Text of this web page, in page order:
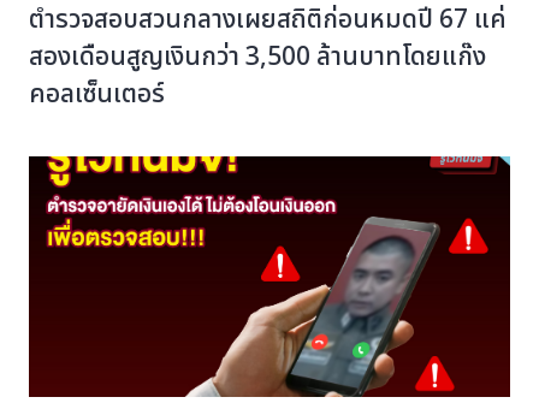
ตำรวจสอบสวนกลางเผยสถิติก่อนหมดปี 67 แค่
สองเดือนสูญเงินกว่า 3,500 ล้านบาทโดยแก๊ง
คอลเซ็นเตอร์